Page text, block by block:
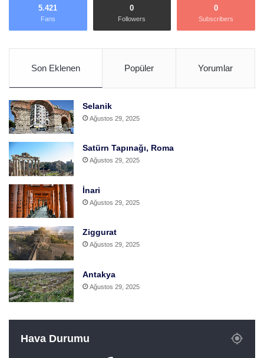
5.421
Fans
0
Followers
0
Subscribers
Son Eklenen Popüler Yorumlar
Selanik
Ağustos 29, 2025
Satürn Tapınağı, Roma
Ağustos 29, 2025
İnari
Ağustos 29, 2025
Ziggurat
Ağustos 29, 2025
Antakya
Ağustos 29, 2025
Hava Durumu